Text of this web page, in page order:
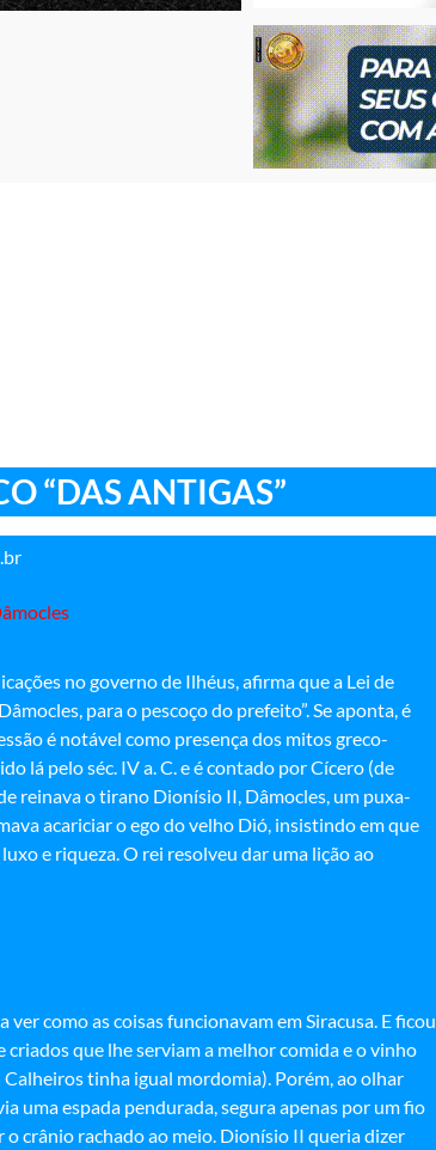
“DAS ANTIGAS”
no governo de Ilhéus, afirma que a Lei de
para o pescoço do prefeito”. Se aponta, é
é notável como presença dos mitos greco-
lá pelo séc. IV a. C. e é contado por Cícero (de
reinava o tirano Dionísio II, Dâmocles, um puxa-
acariciar o ego do velho Dió, insistindo em que
e riqueza. O rei resolveu dar uma lição ao
como as coisas funcionavam em Siracusa. E ficou
que lhe serviam a melhor comida e o vinho
tinha igual mordomia). Porém, ao olhar
uma espada pendurada, segura apenas por um fio
crânio rachado ao meio. Dionísio II queria dizer